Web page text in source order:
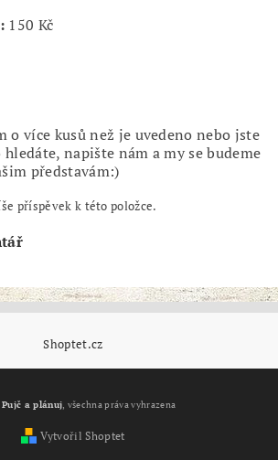
150 Kč
o více kusů než je uvedeno nebo jste
napište nám a my se budeme
představám:)
příspěvek k této položce.
Shoptet.cz
Pujč a plánuj, všechna práva vyhrazena
Vytvořil Shoptet